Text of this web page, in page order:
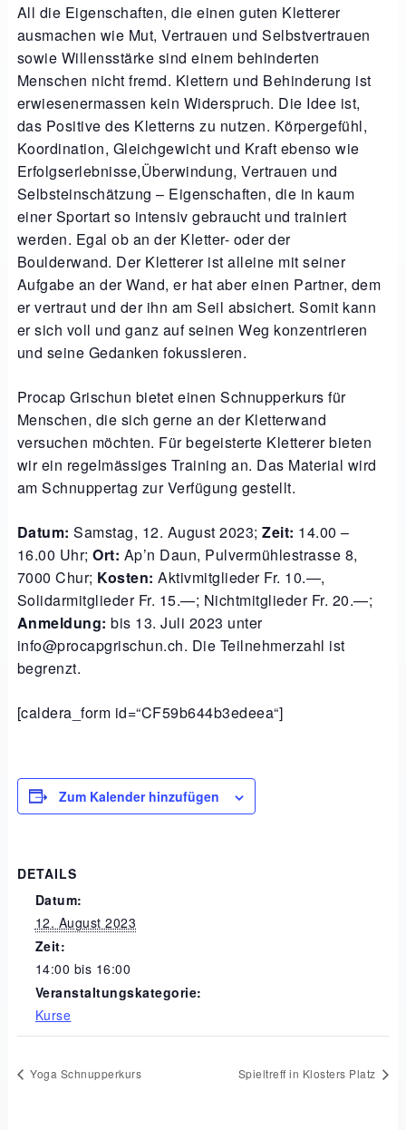
All die Eigenschaften, die einen guten Kletterer
ausmachen wie Mut, Vertrauen und Selbstvertrauen
sowie Willensstärke sind einem behinderten
Menschen nicht fremd. Klettern und Behinderung ist
erwiesenermassen kein Widerspruch. Die Idee ist,
das Positive des Kletterns zu nutzen. Körpergefühl,
Koordination, Gleichgewicht und Kraft ebenso wie
Erfolgserlebnisse,Überwindung, Vertrauen und
Selbsteinschätzung – Eigenschaften, die in kaum
einer Sportart so intensiv gebraucht und trainiert
werden. Egal ob an der Kletter- oder der
Boulderwand. Der Kletterer ist alleine mit seiner
Aufgabe an der Wand, er hat aber einen Partner, dem
er vertraut und der ihn am Seil absichert. Somit kann
er sich voll und ganz auf seinen Weg konzentrieren
und seine Gedanken fokussieren.
Procap Grischun bietet einen Schnupperkurs für
Menschen, die sich gerne an der Kletterwand
versuchen möchten. Für begeisterte Kletterer bieten
wir ein regelmässiges Training an. Das Material wird
am Schnuppertag zur Verfügung gestellt.
Datum: Samstag, 12. August 2023;Zeit: 14.00 –
16.00 Uhr;Ort: Ap’n Daun, Pulvermühlestrasse 8,
7000 Chur; Kosten: Aktivmitglieder Fr. 10.—,
Solidarmitglieder Fr. 15.—; Nichtmitglieder Fr. 20.—;
Anmeldung: bis 13. Juli 2023 unter
info@procapgrischun.ch. Die Teilnehmerzahl ist
begrenzt.
[caldera_form id=“CF59b644b3edeea“]
Zum Kalender hinzufügen
DETAILS
Datum:
12. August 2023
Zeit:
14:00 bis 16:00
Veranstaltungskategorie:
Kurse
Yoga Schnupperkurs Spieltreff in Klosters Platz